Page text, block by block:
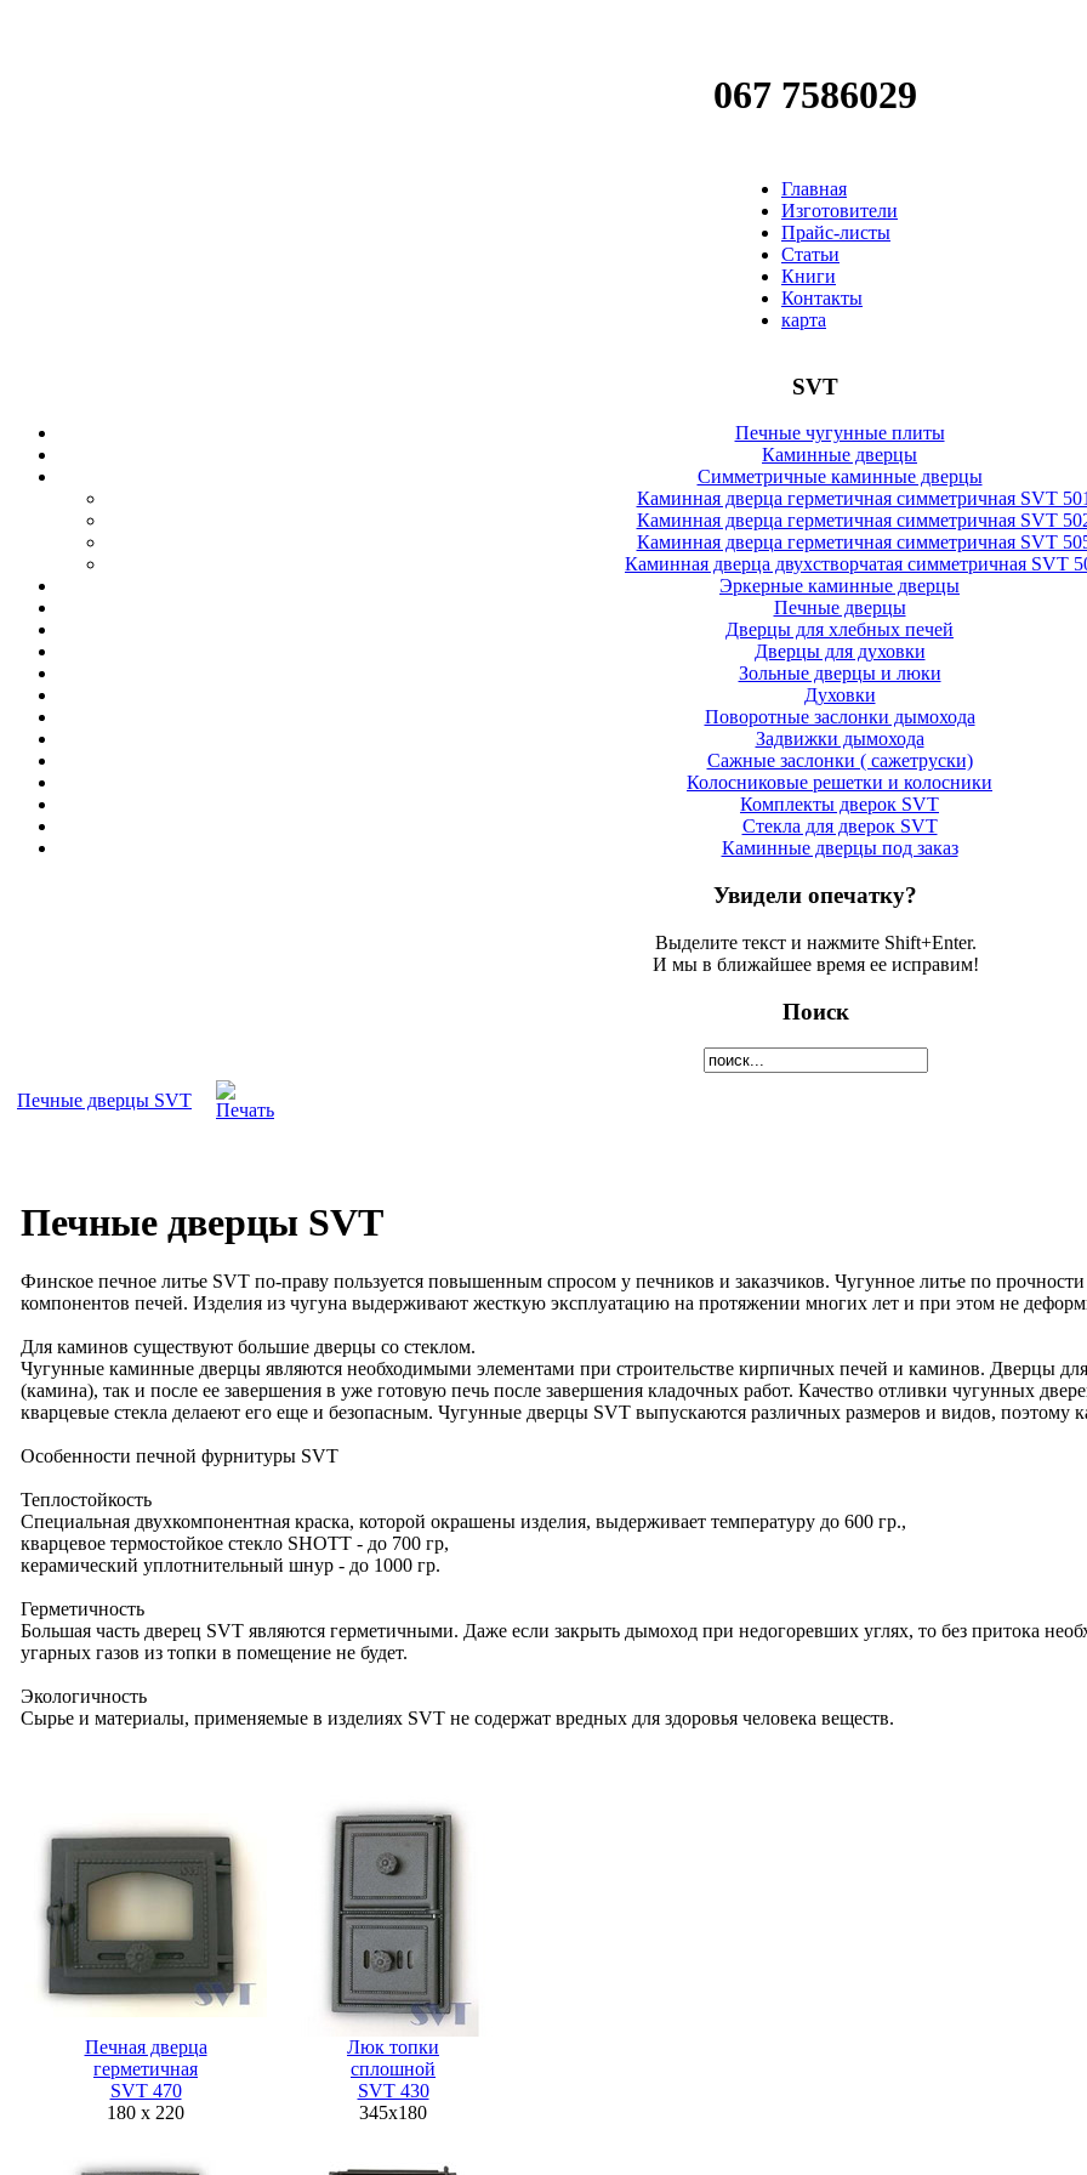
067 7586029
Главная
Изготовители
Прайс-листы
Статьи
Книги
Контакты
карта
SVT
Печные чугунные плиты
Каминные дверцы
Симметричные каминные дверцы
Каминная дверца герметичная симметричная SVT
Каминная дверца герметичная симметричная SVT
Каминная дверца герметичная симметричная SVT
Каминная дверца двухстворчатая симметричная SVT
Эркерные каминные дверцы
Печные дверцы
Дверцы для хлебных печей
Дверцы для духовки
Зольные дверцы и люки
Духовки
Поворотные заслонки дымохода
Задвижки дымохода
Сажные заслонки ( сажетруски)
Колосниковые решетки и колосники
Комплекты дверок SVT
Стекла для дверок SVT
Каминные дверцы под заказ
Увидели опечатку?
Выделите текст и нажмите Shift+Enter.
И мы в ближайшее время ее исправим!
Поиск
Печные дверцы SVT
Печные дверцы SVT
Финское печное литье SVT по-праву пользуется повышенным спросом у печников и заказчиков. Чугунное литье по
компонентов печей. Изделия из чугуна выдерживают жесткую эксплуатацию на протяжении многих лет и при этом не
Для каминов существуют большие дверцы со стеклом.
Чугунные каминные дверцы являются необходимыми элементами при строительстве кирпичных печей и каминов. Дверцы
(камина), так и после ее завершения в уже готовую печь после завершения кладочных работ. Качество отливки чугунных
кварцевые стекла делаеют его еще и безопасным. Чугунные дверцы SVT выпускаются различных размеров и видов,
Особенности печной фурнитуры SVT
Теплостойкость
Специальная двухкомпонентная краска, которой окрашены изделия, выдерживает температуру до 600 гр.,
кварцевое термостойкое стекло SHOTT - до 700 гр,
керамический уплотнительный шнур - до 1000 гр.
Герметичность
Большая часть дверец SVT являются герметичными. Даже если закрыть дымоход при недогоревших углях, то без притока
угарных газов из топки в помещение не будет.
Экологичность
Сырье и материалы, применяемые в изделиях SVT не содержат вредных для здоровья человека веществ.
Печная дверца
герметичная
SVT 470
180 x 220
Люк топки
сплошной
SVT 430
345х180